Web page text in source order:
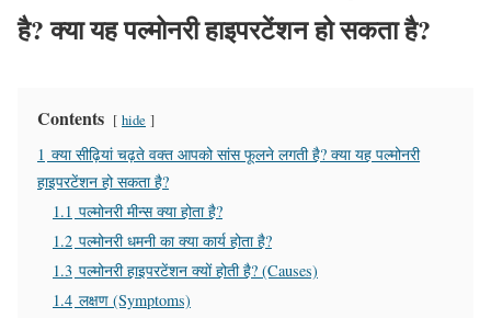
है? क्या यह पल्मोनरी हाइपरटेंशन हो सकता है?
Contents hide
1 क्या सीढ़ियां चढ़ते वक्त आपको सांस फूलने लगती है? क्या यह पल्मोनरी
हाइपरटेंशन हो सकता है?
1.1 पल्मोनरी मीन्स क्या होता है?
1.2 पल्मोनरी धमनी का क्या कार्य होता है?
1.3 पल्मोनरी हाइपरटेंशन क्यों होती है? (Causes)
1.4 लक्षण (Symptoms)